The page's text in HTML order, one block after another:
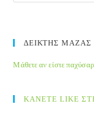
ΔΕΙΚΤΗΣ
Μάθετε αν είστε
ΚΑΝΕΤΕ LIKE